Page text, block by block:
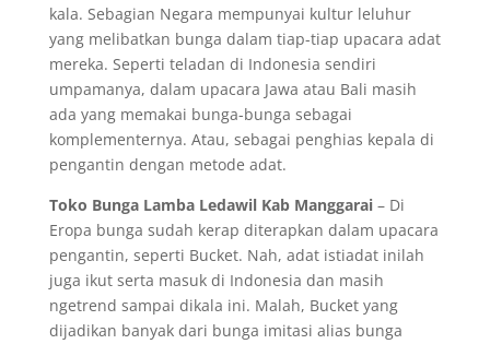
kala. Sebagian Negara mempunyai kultur leluhur
yang melibatkan bunga dalam tiap-tiap upacara adat
mereka. Seperti teladan di Indonesia sendiri
umpamanya, dalam upacara Jawa atau Bali masih
ada yang memakai bunga-bunga sebagai
komplementernya. Atau, sebagai penghias kepala di
pengantin dengan metode adat.
Toko Bunga Lamba Ledawil Kab Manggarai– Di
Eropa bunga sudah kerap diterapkan dalam upacara
pengantin, seperti Bucket. Nah, adat istiadat inilah
juga ikut serta masuk di Indonesia dan masih
ngetrend sampai dikala ini. Malah, Bucket yang
dijadikan banyak dari bunga imitasi alias bunga